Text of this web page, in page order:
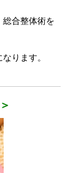
総合整体術を
ります。